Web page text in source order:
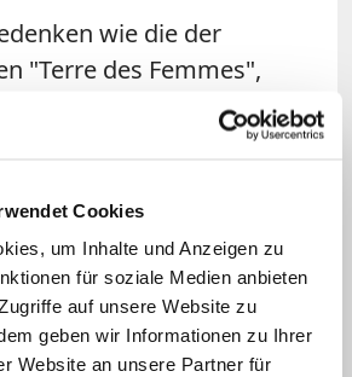
Cookies
um Inhalte und Anzeigen zu
für soziale Medien anbieten
auf unsere Website zu
geben wir Informationen zu Ihrer
Website an unsere Partner für
wie die der
"Terre des Femmes",
muslimische Kopftuchfür
stehe, so der
Symbole getragen
dann erwarte ich, dass
auch in der
und den Mut zum
so wie es